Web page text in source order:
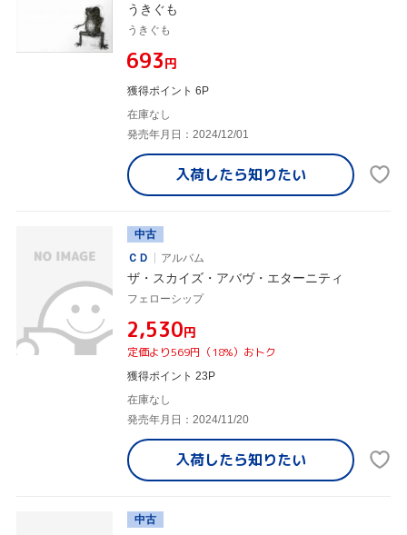
うきぐも
うきぐも
¥693円
獲得ポイント 6P
在庫なし
発売年月日：2024/12/01
入荷したら知りたい
中古
ＣＤ
アルバム
ザ・スカイズ・アバヴ・エターニティ
フェローシップ
¥2,530円
定価より569円（18%）おトク
獲得ポイント 23P
在庫なし
発売年月日：2024/11/20
入荷したら知りたい
中古